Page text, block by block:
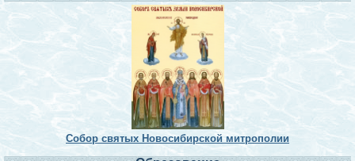
Собор святых Новосибирской митрополии